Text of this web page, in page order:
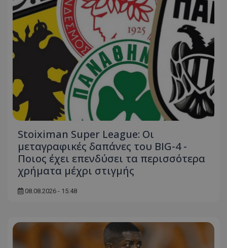
Stoiximan Super League: Οι
μεταγραφικές δαπάνες του BIG-4 -
Ποιος έχει επενδύσει τα περισσότερα
χρήματα μέχρι στιγμής
08.08.2026 - 15:48